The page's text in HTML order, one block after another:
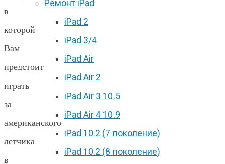
Ремонт iPad
iPad 2
iPad 3/4
iPad Air
iPad Air 2
iPad Air 3 10.5
iPad Air 4 10.9
iPad 10.2 (7 поколение)
iPad 10.2 (8 поколение)
в
которой
Вам
предстоит
играть
за
американского
летчика
в